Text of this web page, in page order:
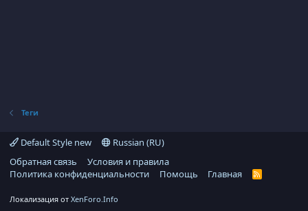
Теги
Default Style new
Russian (RU)
Обратная связь
Условия и правила
Политика конфиденциальности
Помощь Главная
R
Локализация от XenForo.Info